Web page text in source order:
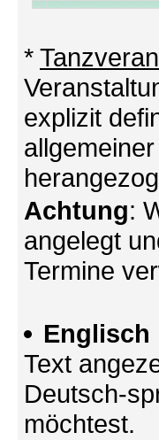
*
explizit
Achtung:
angelegt
Termine
Englisch
Text
Deutsch-
möchtest.